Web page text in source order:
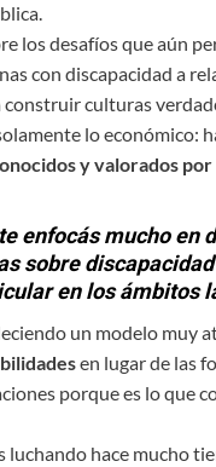
los desafíos que aún
con discapacidad a
construir culturas
lo económico:
y valorados por
enfocás mucho en
sobre
en los ámbitos
un modelo muy
en lugar de las
porque es lo que
luchando hace mucho